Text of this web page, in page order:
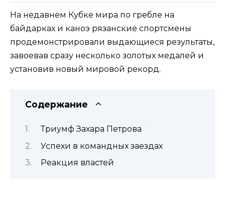
На недавнем Кубке мира по гребле на
байдарках и каноэ рязанские спортсмены
продемонстрировали выдающиеся результаты,
завоевав сразу несколько золотых медалей и
установив новый мировой рекорд.
Содержание
Триумф Захара Петрова
Успехи в командных заездах
Реакция властей